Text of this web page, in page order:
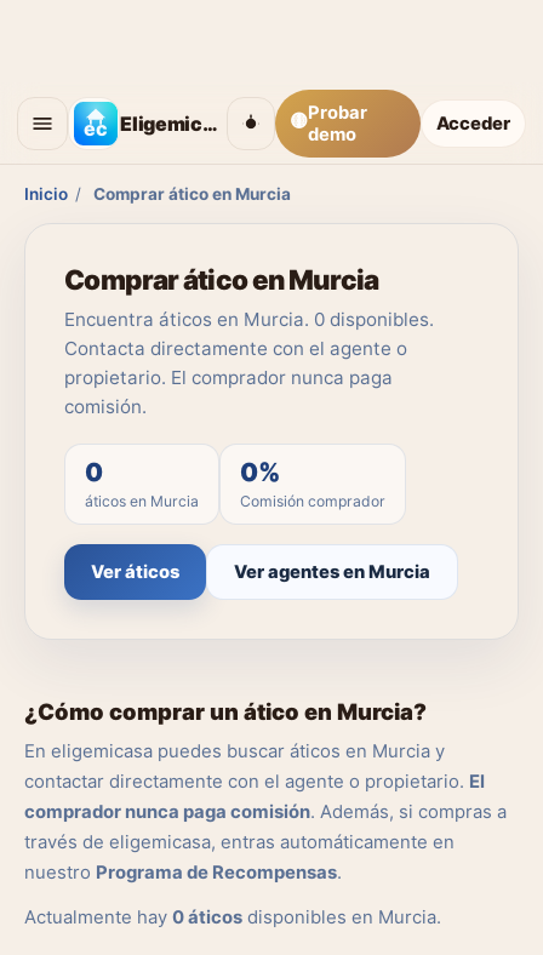
Eligemicasa 🟡Probar
demo
Acceder
Inicio / Comprar ático en Murcia
Comprar ático en Murcia
Encuentra áticos en Murcia. 0 disponibles.
Contacta directamente con el agente o
propietario. El comprador nunca paga
comisión.
0
áticos en Murcia
0%
Comisión comprador
Ver áticos Ver agentes en Murcia
¿Cómo comprar un ático en Murcia?
En eligemicasa puedes buscar áticos en Murcia y
contactar directamente con el agente o propietario. El
comprador nunca paga comisión. Además, si compras a
través de eligemicasa, entras automáticamente en
nuestro Programa de Recompensas.
Actualmente hay 0 áticos disponibles en Murcia.